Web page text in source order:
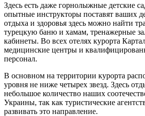
Здесь есть даже горнолыжные детские
опытные инструкторы поставят ваших
отдыха и здоровья здесь можно найти
турецкую баню и хамам, тренажерные
кабинеты. Во всех отелях курорта
медицинские центры и
персонал.
В основном на территории курорта
уровня не ниже четырех звезд. Здесь
небольшое количество наших
Украины, так как туристические
развивать это направление.